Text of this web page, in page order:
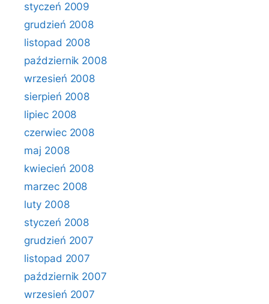
styczeń 2009
grudzień 2008
listopad 2008
październik 2008
wrzesień 2008
sierpień 2008
lipiec 2008
czerwiec 2008
maj 2008
kwiecień 2008
marzec 2008
luty 2008
styczeń 2008
grudzień 2007
listopad 2007
październik 2007
wrzesień 2007